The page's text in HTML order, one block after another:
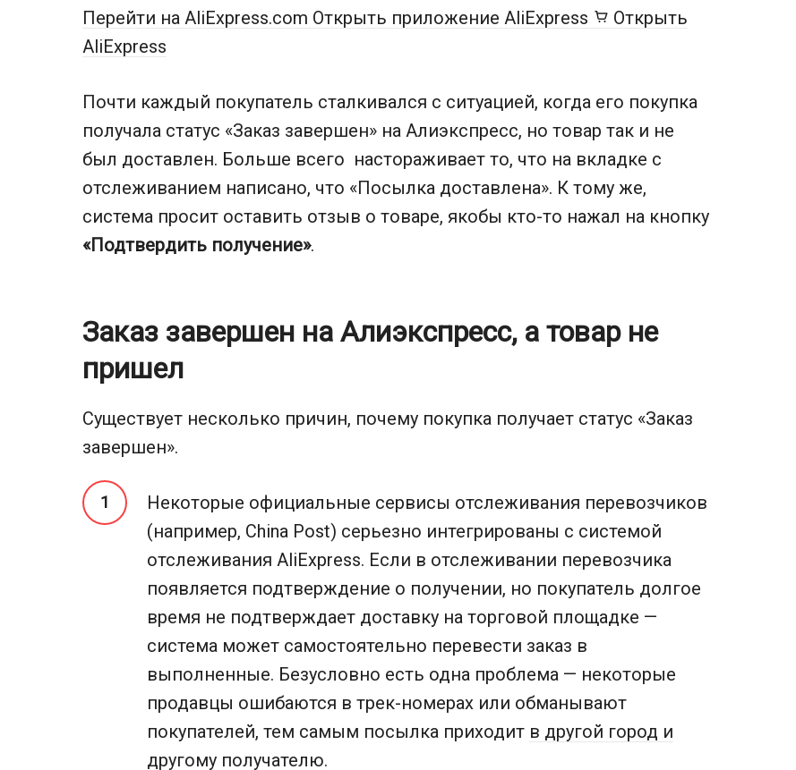
Перейти на AliExpress.com Открыть приложение AliExpress
Открыть
AliExpress
Почти каждый покупатель сталкивался с ситуацией, когда его покупка
получала статус «Заказ завершен» на Алиэкспресс, но товар так и не
был доставлен. Больше всего настораживает то, что на вкладке с
отслеживанием написано, что «Посылка доставлена». К тому же,
система просит оставить отзыв о товаре, якобы кто-то нажал на кнопку
«Подтвердить получение».
Заказ завершен на Алиэкспресс, а товар не
пришел
Существует несколько причин, почему покупка получает статус «Заказ
завершен».
Некоторые официальные сервисы отслеживания перевозчиков
(например, China Post) серьезно интегрированы с системой
отслеживания AliExpress. Если в отслеживании перевозчика
появляется подтверждение о получении, но покупатель долгое
время не подтверждает доставку на торговой площадке —
система может самостоятельно перевести заказ в
выполненные. Безусловно есть одна проблема — некоторые
продавцы ошибаются в трек-номерах или обманывают
покупателей, тем самым посылка приходит в другой город и
другому получателю.